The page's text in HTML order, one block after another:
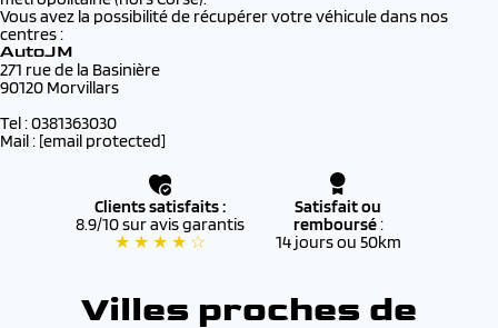
Vous avez la possibilité de récupérer votre véhicule dans nos
centres :
AutoJM
271 rue de la Basinière
90120 Morvillars
Tel : 0381363030
Mail : [email protected]
Clients satisfaits :
8.9/10 sur avis garantis
★ ★ ★ ★ ☆
Satisfait ou
remboursé:
14 jours ou 50km
Villes proches de